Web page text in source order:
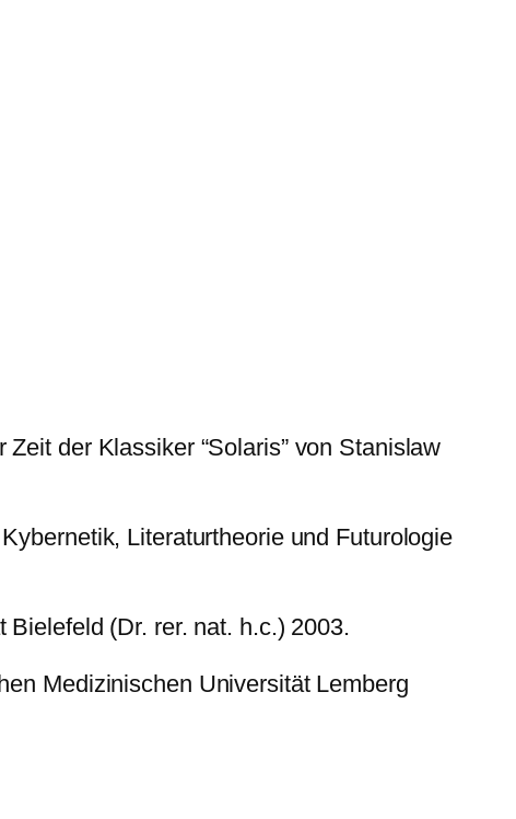
der Klassiker “Solaris” von Stanislaw
Literaturtheorie und Futurologie
(Dr. rer. nat. h.c.) 2003.
Medizinischen Universität Lemberg